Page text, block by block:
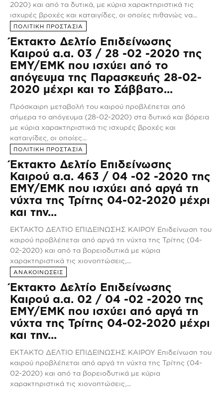
2020) και από τα δυτικά, με κύρια χαρακτηριστικά τις
ισχυρές βροχές και καταιγίδες, οι οποίες πιθανώς να...
ΠΟΛΙΤΙΚΗ ΠΡΟΣΤΑΣΙΑ
Έκτακτο Δελτίο Επιδείνωσης
Καιρού α.α. 03 / 28 -02 -2020 της
ΕΜΥ/ΕΜΚ που ισχύει από το
απόγευμα της Παρασκευής 28-02-
2020 μέχρι και το Σάββατο...
Πρόσκαιρη μεταβολή του καιρού προβλέπεται από
σήμερα το απόγευμα (28-02-2020) στα δυτικά και βόρεια
με κύρια χαρακτηριστικά τις ισχυρές βροχές και
καταιγίδες, οι οποίες...
ΠΟΛΙΤΙΚΗ ΠΡΟΣΤΑΣΙΑ
Έκτακτο Δελτίο Επιδείνωσης
Καιρού α.α. 463 / 04 -02 -2020 της
ΕΜΥ/ΕΜΚ που ισχύει από αργά τη
νύχτα της Τρίτης 04-02-2020 μέχρι
και την...
ΕΚΤΑΚΤΟ ΔΕΛΤΙΟ ΕΠΙΔΕΙΝΩΣΗΣ ΚΑΙΡΟΥ Επιδείνωση του
καιρού προβλέπεται από αργά τη νύχτα της Τρίτης (04-
02-2020) και από τα βορειοδυτικά με κύρια
χαρακτηριστικά τις χιονοπτώσεις,...
ΑΝΑΚΟΙΝΩΣΕΙΣ
Έκτακτο Δελτίο Επιδείνωσης
Καιρού α.α. 02 / 04 -02 -2020 της
ΕΜΥ/ΕΜΚ που ισχύει από αργά τη
νύχτα της Τρίτης 04-02-2020 μέχρι
και την...
ΕΚΤΑΚΤΟ ΔΕΛΤΙΟ ΕΠΙΔΕΙΝΩΣΗΣ ΚΑΙΡΟΥ Επιδείνωση του
καιρού προβλέπεται από αργά τη νύχτα της Τρίτης (04-
02-2020) και από τα βορειοδυτικά με κύρια
χαρακτηριστικά τις χιονοπτώσεις,...